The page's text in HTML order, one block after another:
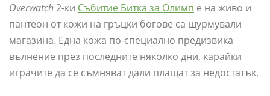
Overwatch2-ки Събитие Битка за Олимп е на живо и
пантеон от кожи на гръцки богове са щурмували
магазина. Една кожа по-специално предизвика
вълнение през последните няколко дни, карайки
играчите да се съмняват дали плащат за недостатък.